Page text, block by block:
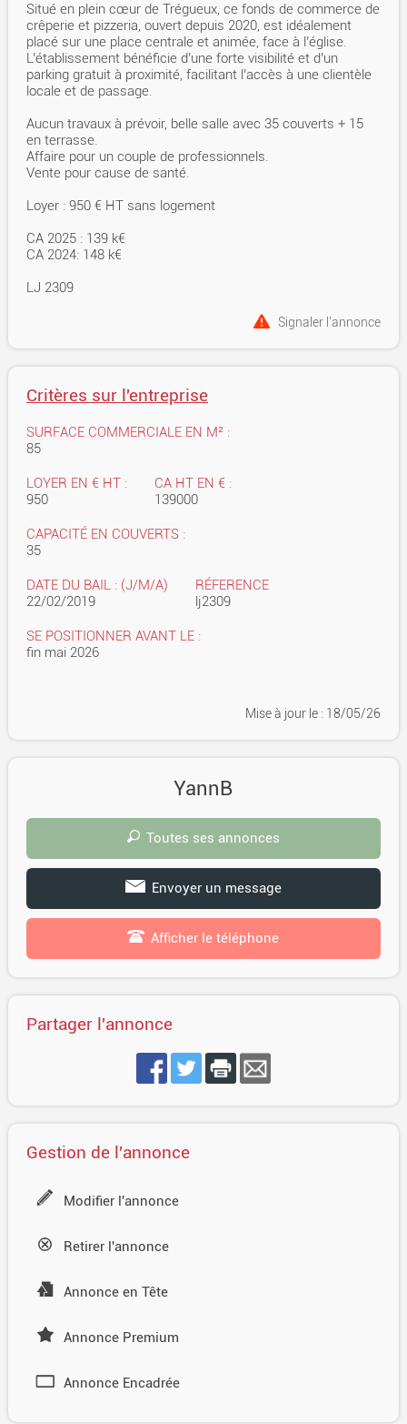
Situé en plein cœur de Trégueux, ce fonds de commerce de
crêperie et pizzeria, ouvert depuis 2020, est idéalement
placé sur une place centrale et animée, face à l’église.
L’établissement bénéficie d’une forte visibilité et d’un
parking gratuit à proximité, facilitant l’accès à une clientèle
locale et de passage.
Aucun travaux à prévoir, belle salle avec 35 couverts + 15
en terrasse.
Affaire pour un couple de professionnels.
Vente pour cause de santé.
Loyer : 950 € HT sans logement
CA 2025 : 139 k€
CA 2024: 148 k€
LJ 2309
Signaler l'annonce
Critères sur l'entreprise
SURFACE COMMERCIALE EN M² :
85
LOYER EN € HT :
950
CA HT EN € :
139000
CAPACITÉ EN COUVERTS :
35
DATE DU BAIL : (J/M/A)
22/02/2019
RÉFERENCE
lj2309
SE POSITIONNER AVANT LE :
fin mai 2026
Mise à jour le : 18/05/26
YannB
Toutes ses annonces
Envoyer un message
Afficher le téléphone
Partager l'annonce
Gestion de l'annonce
Modifier l'annonce
Retirer l'annonce
Annonce en Tête
Annonce Premium
Annonce Encadrée